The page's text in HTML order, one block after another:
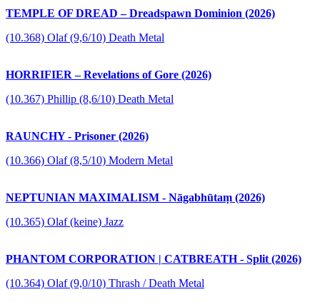
TEMPLE OF DREAD – Dreadspawn Dominion (2026)
(10.368) Olaf (9,6/10) Death Metal
HORRIFIER – Revelations of Gore (2026)
(10.367) Phillip (8,6/10) Death Metal
RAUNCHY - Prisoner (2026)
(10.366) Olaf (8,5/10) Modern Metal
NEPTUNIAN MAXIMALISM - Nāgabhūtaṃ (2026)
(10.365) Olaf (keine) Jazz
PHANTOM CORPORATION | CATBREATH - Split (2026)
(10.364) Olaf (9,0/10) Thrash / Death Metal